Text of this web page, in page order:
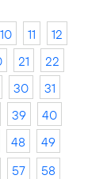
10 11
12
21
22
30
31
39
40
48
49
57
58